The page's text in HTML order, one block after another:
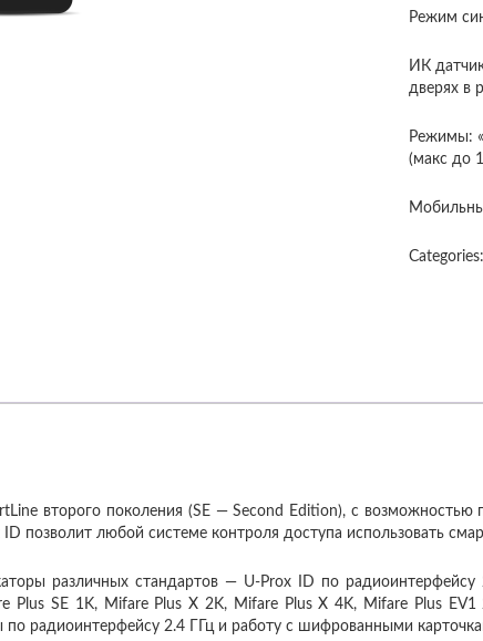
Режим
ИК
дверях в
Режимы:
(макс до
Categories:
второго поколения (SE — Second Edition), с
позволит любой системе контроля доступа использовать
различных стандартов — U-Prox ID по
Plus SE 1K, Mifare Plus X 2K, Mifare Plus X 4K, Mifare Plus
радиоинтерфейсу 2.4 ГГц и работу с шифрованными